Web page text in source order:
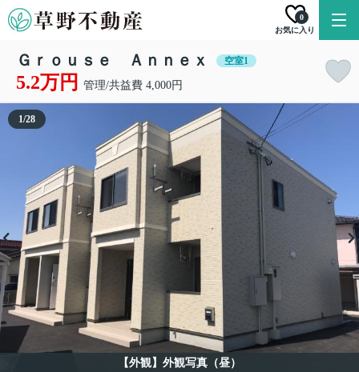
お気に入り
0
Ｇｒｏｕｓｅ Ａｎｎｅｘ 空室1
5.2万円 管理/共益費 4,000円
【外観】外観写真（昼）
1/28